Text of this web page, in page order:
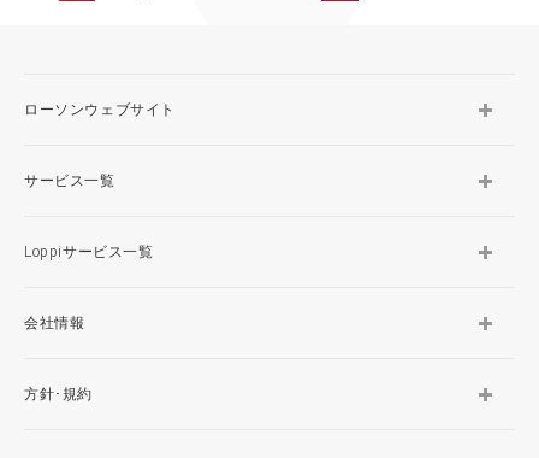
ローソンウェブサイト
サービス一覧
Loppiサービス一覧
会社情報
方針･規約